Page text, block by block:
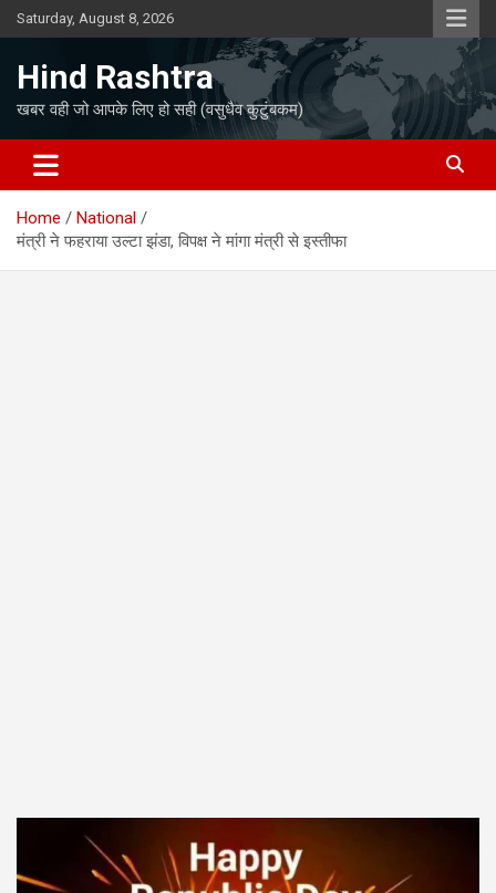
Skip
to
Saturday, August 8, 2026
Hind Rashtra
खबर वही जो आपके लिए हो सही (वसुधैव कुटुंबकम)
Home
National
मंत्री ने फहराया उल्टा झंडा, विपक्ष ने मांगा मंत्री से इस्तीफा